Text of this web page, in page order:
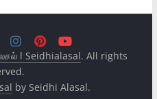
l Seidhialasal. All rights
by Seidhi Alasal.